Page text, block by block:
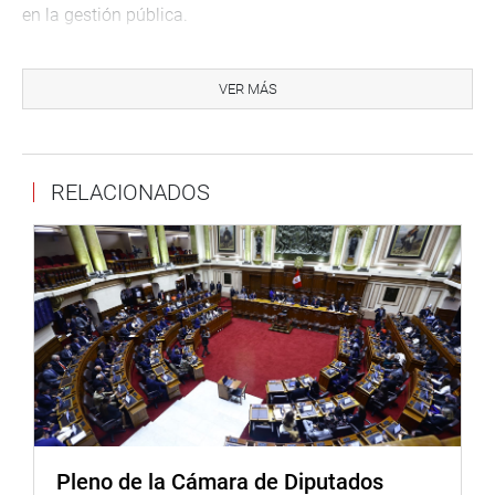
en la gestión pública.
Congreso tras lamentar que los niveles de corrupción en
todas las instancias de gobierno tanto nacional, como
durante el año 2020.
Por su parte, el presidente de la Comisión de Fiscalización
y Contraloría, Alejandro Aguinaga (FP), refirió que el año
pasado el país perdió más de 20 mil millones de soles
producto de la corrupción así como la paralización de
más de 3 mil obras, entre ellas más de 30 hospitales que
hoy podrían estar al servicio de la salud de todos los
peruanos en el marco de la lucha contra la Pandemia y la
COVID-19.
VER MÁS
RELACIONADOS
Pleno de la Cámara de Diputados